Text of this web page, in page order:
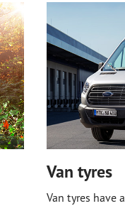
Van tyres
Van tyres have